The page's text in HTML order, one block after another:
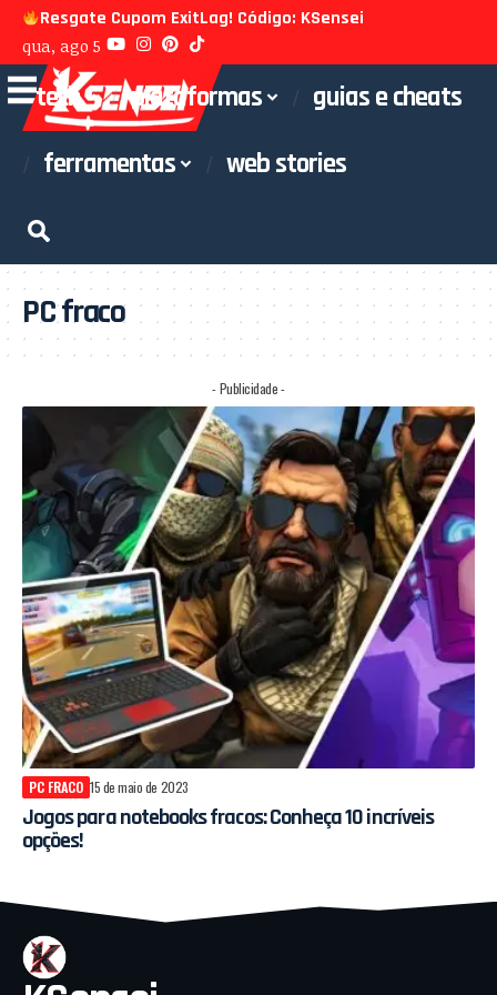
Resgate Cupom ExitLag! Código: KSensei
qua, ago 5
tech plataformas
guias e cheats
ferramentas
web stories
PC fraco
- Publicidade -
PC FRACO 15 de maio de 2023
Jogos para notebooks fracos: Conheça 10 incríveis
opções!